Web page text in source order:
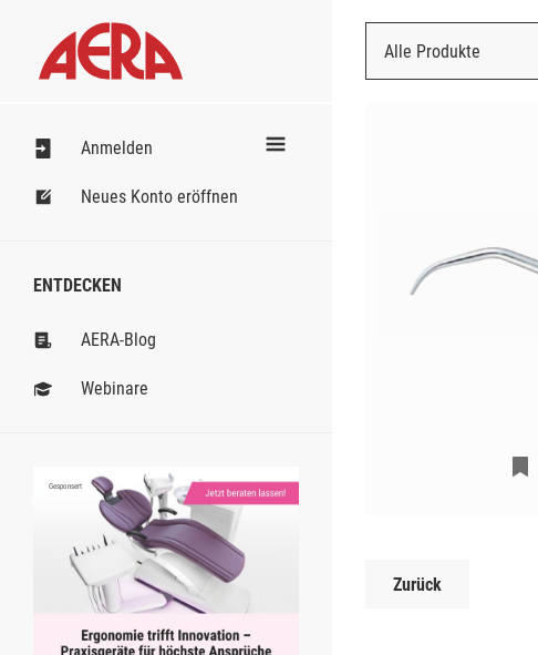
Alle Produkte
Nach Bestellnummer
Anmelden
Neues Konto eröffnen
ENTDECKEN
AERA-Blog
Webinare
Gesponsert
Zurück